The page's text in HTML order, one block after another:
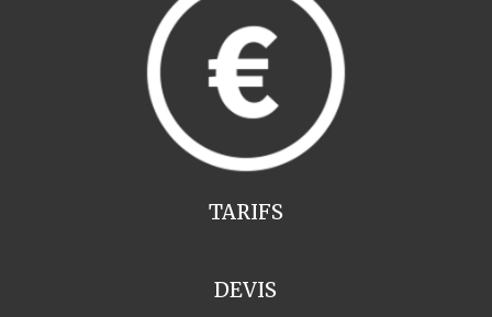
TARIFS
DEVIS